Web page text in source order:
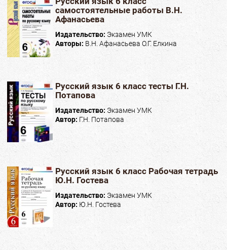
самостоятельные работы В.Н.
Афанасьева
Издательство: Экзамен УМК
Авторы: В.Н. Афанасьева О.Г. Елкина
Русский язык 6 класс тесты Г.Н.
Потапова
Издательство: Экзамен УМК
Автор: Г.Н. Потапова
Русский язык 6 класс Рабочая тетрадь
Ю.Н. Гостева
Издательство: Экзамен УМК
Автор: Ю.Н. Гостева